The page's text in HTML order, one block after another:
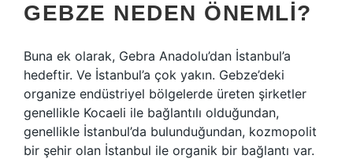
GEBZE NEDEN ÖNEMLI?
Buna ek olarak, Gebra Anadolu’dan İstanbul’a
hedeftir. Ve İstanbul’a çok yakın. Gebze’deki
organize endüstriyel bölgelerde üreten şirketler
genellikle Kocaeli ile bağlantılı olduğundan,
genellikle İstanbul’da bulunduğundan, kozmopolit
bir şehir olan İstanbul ile organik bir bağlantı var.